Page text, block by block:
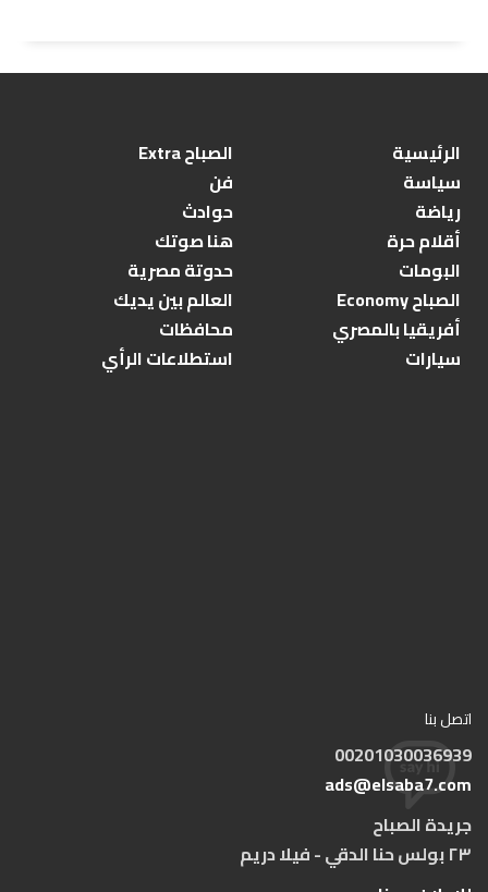
الرئيسية
الصباح Extra
سياسة
فن
رياضة
حوادث
أقلام حرة
هنا صوتك
البومات
حدوتة مصرية
الصباح Economy
العالم بين يديك
أفريقيا بالمصري
محافظات
سيارات
استطلاعات الرأي
اتصل بنا
00201030036939
ads@elsaba7.com
جريدة الصباح
٢٣ بولس حنا الدقي - فيلا دريم